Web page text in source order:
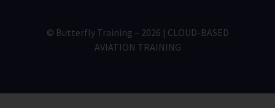
© Butterfly Training – 2026 | CLOUD-BASED
AVIATION TRAINING